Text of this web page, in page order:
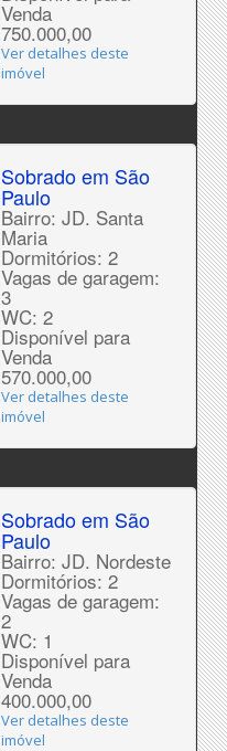
Venda
750.000,00
Ver detalhes deste
imóvel
Sobrado em São
Paulo
Bairro: JD. Santa
Maria
Dormitórios: 2
Vagas de garagem:
3
WC: 2
Disponível para
Venda
570.000,00
Ver detalhes deste
imóvel
Sobrado em São
Paulo
Bairro: JD. Nordeste
Dormitórios: 2
Vagas de garagem:
2
WC: 1
Disponível para
Venda
400.000,00
Ver detalhes deste
imóvel